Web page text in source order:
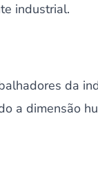
industrial.
da
a dimensão